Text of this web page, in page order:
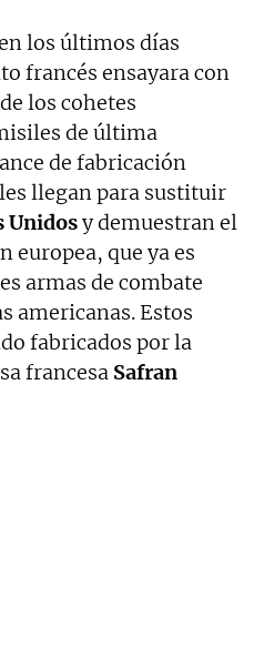
los últimos días
francés ensayara con
los cohetes
de última
de fabricación
llegan para sustituir
Unidosy demuestran el
europea, que ya es
armas de combate
americanas. Estos
fabricados por la
francesa Safran